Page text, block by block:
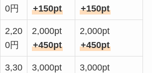
0円
+150pt
+150pt
2,20
0円
2,000pt
+450pt
2,000pt
+450pt
3,30
3,000pt
3,000pt